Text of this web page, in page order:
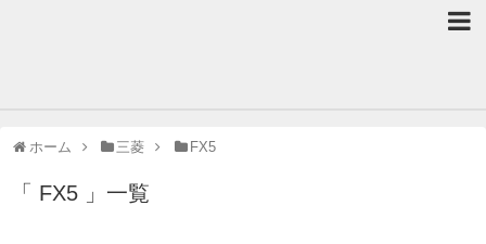
ホーム 三菱 FX5
「 FX5 」一覧